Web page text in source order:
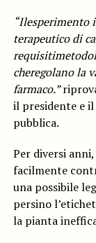
“Ilesperimento
terapeutico di
requisiti
cheregolano la
farmaco.”
il presidente e
pubblica.
Per diversi
facilmente
una possibile
persino
la pianta